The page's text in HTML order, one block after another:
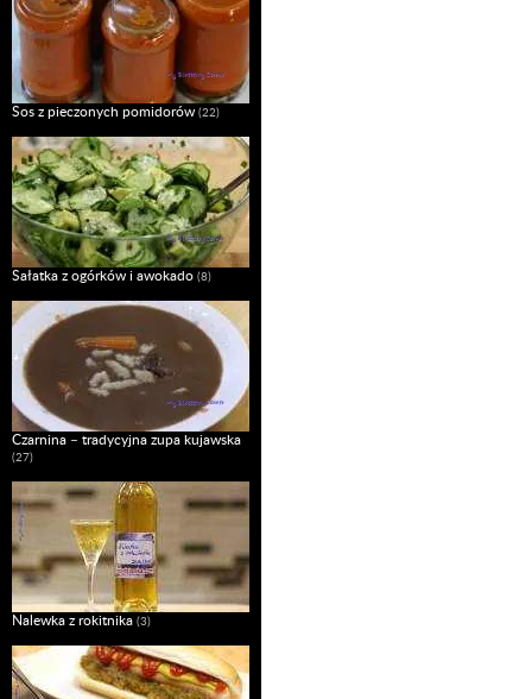
Sos z pieczonych pomidorów (22)
Sałatka z ogórków i awokado (8)
Czarnina – tradycyjna zupa kujawska
(27)
Nalewka z rokitnika (3)